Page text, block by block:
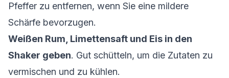
Pfeffer zu entfernen, wenn Sie eine mildere
Schärfe bevorzugen.
Weißen Rum, Limettensaft und Eis in den
Shaker geben. Gut schütteln, um die Zutaten zu
vermischen und zu kühlen.